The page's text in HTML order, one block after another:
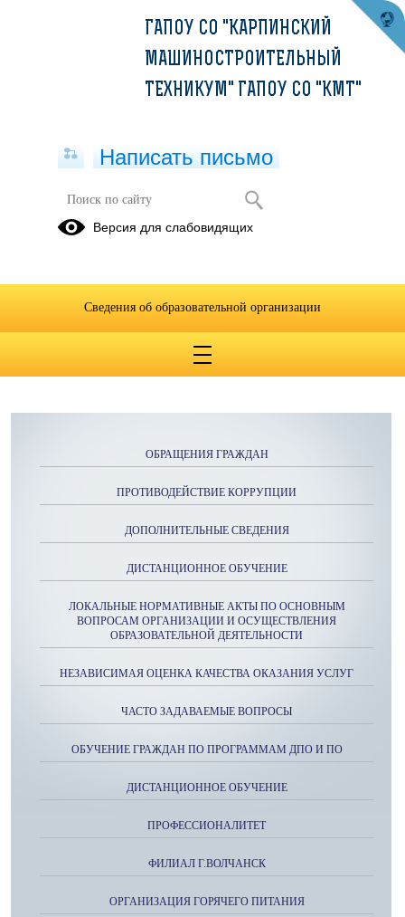
Математика
ОБРАЩЕНИЯ ГРАЖДАН
ПРОТИВОДЕЙСТВИЕ КОРРУПЦИИ
ДОПОЛНИТЕЛЬНЫЕ СВЕДЕНИЯ
ДИСТАНЦИОННОЕ ОБУЧЕНИЕ
ЛОКАЛЬНЫЕ НОРМАТИВНЫЕ АКТЫ ПО ОСНОВНЫМ
ВОПРОСАМ ОРГАНИЗАЦИИ И ОСУЩЕСТВЛЕНИЯ
ОБРАЗОВАТЕЛЬНОЙ ДЕЯТЕЛЬНОСТИ
НЕЗАВИСИМАЯ ОЦЕНКА КАЧЕСТВА ОКАЗАНИЯ УСЛУГ
ЧАСТО ЗАДАВАЕМЫЕ ВОПРОСЫ
ОБУЧЕНИЕ ГРАЖДАН ПО ПРОГРАММАМ ДПО И ПО
ДИСТАНЦИОННОЕ ОБУЧЕНИЕ
ПРОФЕССИОНАЛИТЕТ
ФИЛИАЛ Г.ВОЛЧАНСК
ОРГАНИЗАЦИЯ ГОРЯЧЕГО ПИТАНИЯ
ГАПОУ СО "КАРПИНСКИЙ
МАШИНОСТРОИТЕЛЬНЫЙ
ТЕХНИКУМ" ГАПОУ СО "КМТ"
Написать письмо
Версия для слабовидящих
Сведения об образовательной организации